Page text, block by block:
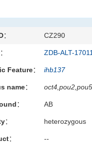
CZ290
ZDB-ALT-
Feature： ihb137
name：
： AB
heterozygous
： --